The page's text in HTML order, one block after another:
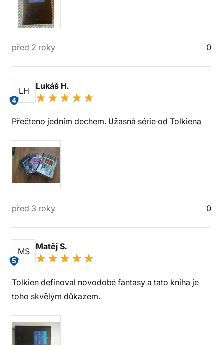
před 2 roky 0
LH
4
Lukáš H.
Přečteno jedním dechem. Úžasná série od Tolkiena
před 3 roky 0
MS
5
Matěj S.
Tolkien definoval novodobé fantasy a tato kniha je
toho skvělým důkazem.